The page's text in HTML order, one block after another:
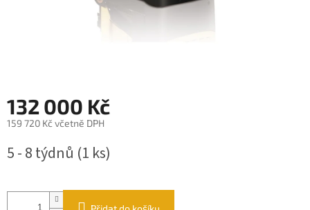
132 000 Kč
159 720 Kč včetně DPH
cena:
5 - 8 týdnů (1 ks)